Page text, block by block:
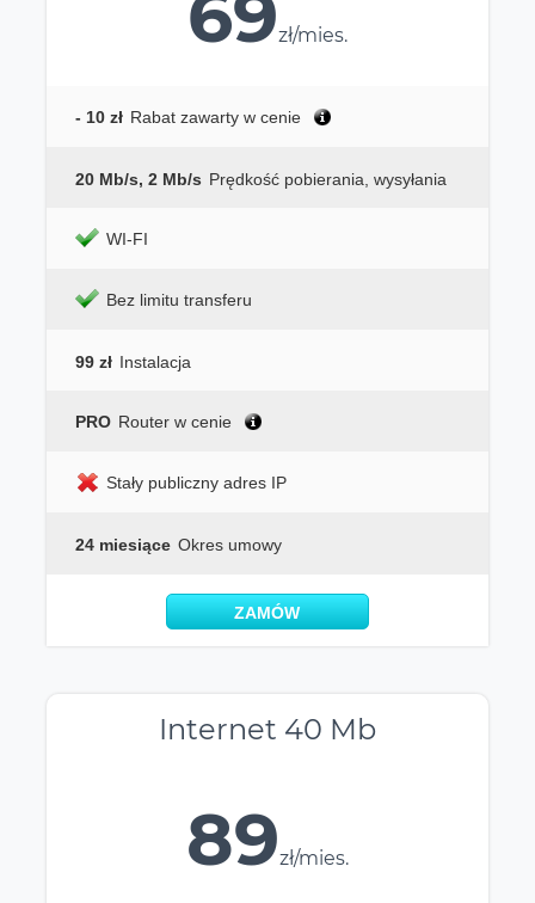
zł/mies.
- 10 zł Rabat zawarty w cenie
20 Mb/s, 2 Mb/s Prędkość pobierania, wysyłania
WI-FI
Bez limitu transferu
99 zł Instalacja
PRO Router w cenie
Stały publiczny adres IP
24 miesiące Okres umowy
ZAMÓW
Internet 40 Mb
89zł/mies.